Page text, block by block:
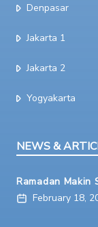
Denpasar
Jakarta 1
Jakarta 2
Yogyakarta
NEWS &
Ramadan Makin
February 18,